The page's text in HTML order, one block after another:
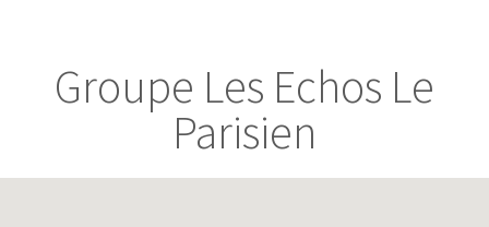
Groupe Les Echos Le
Parisien